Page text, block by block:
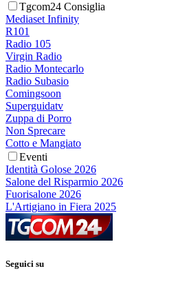
Tgcom24 Consiglia
Mediaset Infinity
R101
Radio 105
Virgin Radio
Radio Montecarlo
Radio Subasio
Comingsoon
Superguidatv
Zuppa di Porro
Non Sprecare
Cotto e Mangiato
Eventi
Identità Golose 2026
Salone del Risparmio 2026
Fuorisalone 2026
L'Artigiano in Fiera 2025
Seguici su